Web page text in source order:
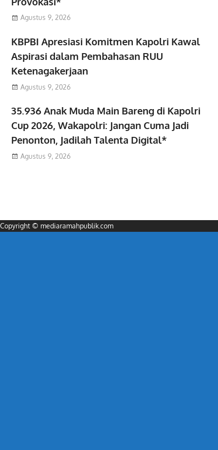
Agustus 9, 2026
KBPBI Apresiasi Komitmen Kapolri Kawal
Aspirasi dalam Pembahasan RUU
Ketenagakerjaan
Agustus 9, 2026
35.936 Anak Muda Main Bareng di Kapolri
Cup 2026, Wakapolri: Jangan Cuma Jadi
Penonton, Jadilah Talenta Digital*
Agustus 9, 2026
Copyright © mediaramahpublik.com